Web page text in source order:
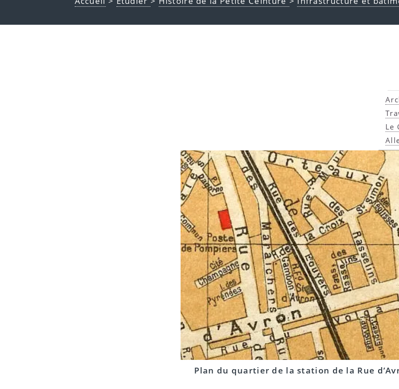
Le
Plan du quartier de la station de la Rue